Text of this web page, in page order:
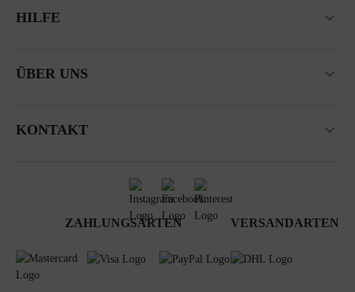
HILFE
ÜBER UNS
KONTAKT
ZAHLUNGSARTEN VERSANDARTEN